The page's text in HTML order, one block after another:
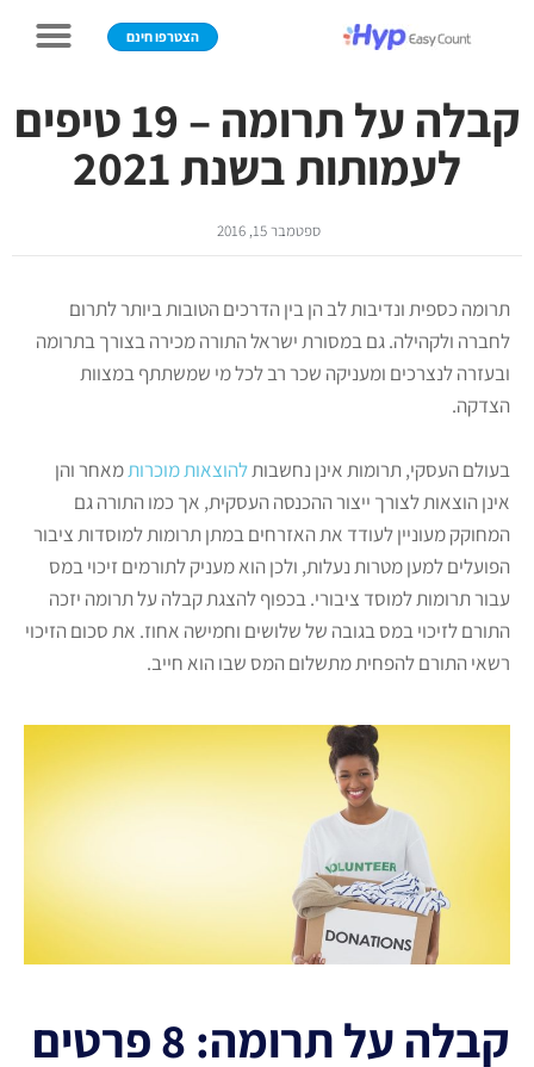
הצטרפו חינם
קבלה על תרומה – 19 טיפים
לעמותות בשנת 2021
ספטמבר 15, 2016
תרומה כספית ונדיבות לב הן בין הדרכים הטובות ביותר לתרום
לחברה ולקהילה. גם במסורת ישראל התורה מכירה בצורך בתרומה
ובעזרה לנצרכים ומעניקה שכר רב לכל מי שמשתתף במצוות
הצדקה.
בעולם העסקי, תרומות אינן נחשבותלהוצאות מוכרותמאחר והן
אינן הוצאות לצורך ייצור ההכנסה העסקית, אך כמו התורה גם
המחוקק מעוניין לעודד את האזרחים במתן תרומות למוסדות ציבור
הפועלים למען מטרות נעלות, ולכן הוא מעניק לתורמים זיכוי במס
עבור תרומות למוסד ציבורי. בכפוף להצגת קבלה על תרומה יזכה
התורם לזיכוי במס בגובה של שלושים וחמישה אחוז. את סכום הזיכוי
רשאי התורם להפחית מתשלום המס שבו הוא חייב.
קבלה על תרומה: 8 פרטים